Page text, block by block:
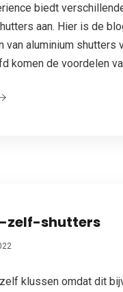
biedt
aan. Hier is de
van aluminium shutters
komen de voordelen
zelf-shutters
klussen omdat dit